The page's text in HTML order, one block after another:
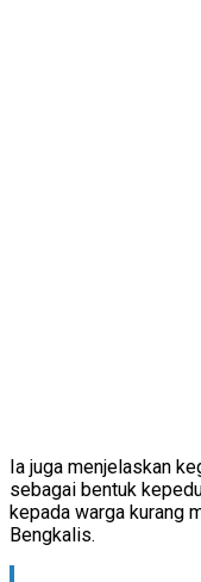
Ia juga menjelaskan
sebagai bentuk
kepada warga kurang
Bengkalis.